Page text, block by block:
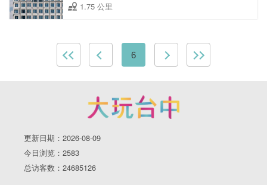
1.75 公里
6
更新日期：2026-08-09
今日浏览：2583
总访客数：24685126